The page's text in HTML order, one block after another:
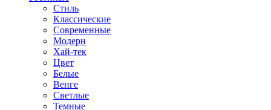
Стиль
Классические
Современные
Модерн
Хай-тек
Цвет
Белые
Венге
Светлые
Темные